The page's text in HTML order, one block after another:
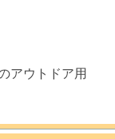
アウトドア用